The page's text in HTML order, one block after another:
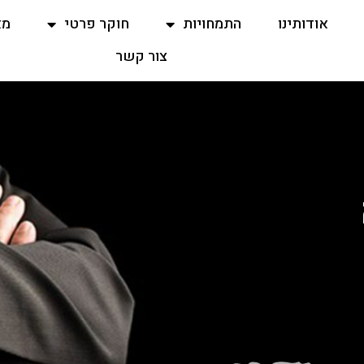
אודותינו התמחויות חוקר פרטי
צור קשר